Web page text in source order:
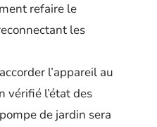
refaire le
les
l’appareil au
vérifié l’état des
de jardin sera